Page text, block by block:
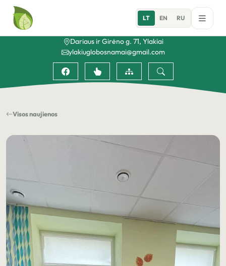
Dariaus ir Girėno g. 71, Ylakiai
ylakiuglobosnamai@gmail.com
LT EN RU
Visos naujienos